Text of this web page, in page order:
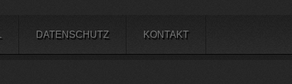
DATENSCHUTZ KONTAKT